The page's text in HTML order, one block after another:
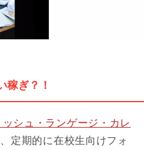
稼ぎ？！
シュ・ランゲージ・カレ
定期的に在校生向けフォ